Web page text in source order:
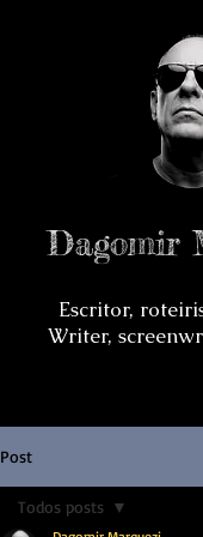
Dagomir
Escritor,
Writer,
Post
Todos posts